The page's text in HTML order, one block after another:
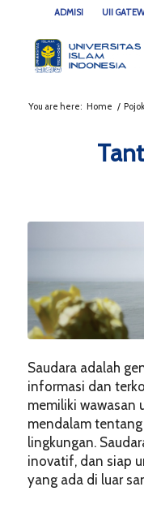
ADMISI UII
You are here: Home /
Saudara adalah
informasi dan
memiliki wawasan
mendalam
lingkungan.
inovatif, dan siap
yang ada di luar